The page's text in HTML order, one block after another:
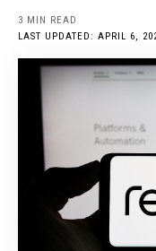
LAST UPDATED: APRIL 6,
3 MIN READ